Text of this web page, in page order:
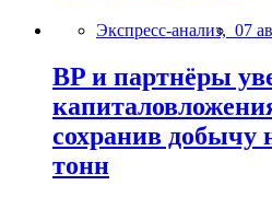
Экспресс-анализ, 07
BP и партнёры
сохранив добычу
тонн